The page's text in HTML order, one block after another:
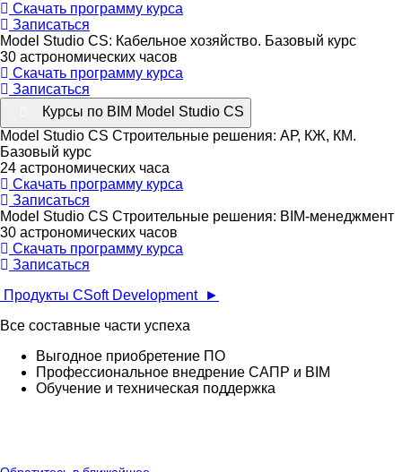
Скачать программу курса
Записаться
Model Studio CS: Кабельное хозяйство. Базовый курс
30 астрономических часов
Скачать программу курса
Записаться
Курсы по BIM Model Studio CS
Model Studio CS Строительные решения: АР, КЖ, КМ.
Базовый курс
24 астрономических часа
Скачать программу курса
Записаться
Model Studio CS Строительные решения: BIM-менеджмент
30 астрономических часов
Скачать программу курса
Записаться
Продукты CSoft Development ►
Все составные части успеха
Выгодное приобретение ПО
Профессиональное внедрение САПР и BIM
Обучение и техническая поддержка